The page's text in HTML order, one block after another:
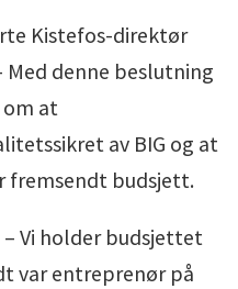
Kistefos-direktør
Med denne beslutning
at
av BIG og at
fremsendt budsjett.
Vi holder budsjettet
var entreprenør på